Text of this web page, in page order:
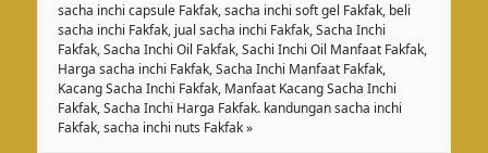
sacha inchi capsule Fakfak, sacha inchi soft gel Fakfak, beli
sacha inchi Fakfak, jual sacha inchi Fakfak, Sacha Inchi
Fakfak, Sacha Inchi Oil Fakfak, Sachi Inchi Oil Manfaat Fakfak,
Harga sacha inchi Fakfak, Sacha Inchi Manfaat Fakfak,
Kacang Sacha Inchi Fakfak, Manfaat Kacang Sacha Inchi
Fakfak, Sacha Inchi Harga Fakfak. kandungan sacha inchi
Fakfak, sacha inchi nuts Fakfak »